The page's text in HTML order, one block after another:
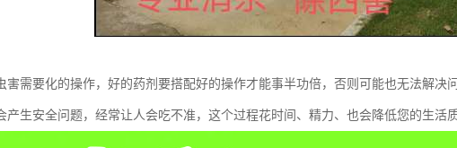
害需要化的操作，好的药剂要搭配好的操作才能事半功倍，否则可能也无法解决
产生安全问题，经常让人会吃不准，这个过程花时间、精力、也会降低您的生活质